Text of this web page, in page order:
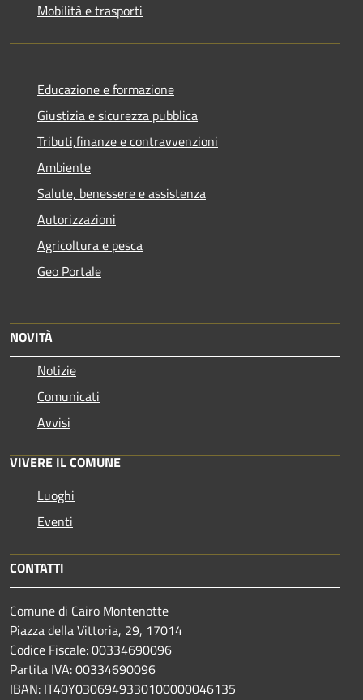
Mobilità e trasporti
Educazione e formazione
Giustizia e sicurezza pubblica
Tributi,finanze e contravvenzioni
Ambiente
Salute, benessere e assistenza
Autorizzazioni
Agricoltura e pesca
Geo Portale
NOVITÀ
Notizie
Comunicati
Avvisi
VIVERE IL COMUNE
Luoghi
Eventi
CONTATTI
Comune di Cairo Montenotte
Piazza della Vittoria, 29, 17014
Codice Fiscale: 00334690096
Partita IVA: 00334690096
IBAN: IT40Y0306949330100000046135